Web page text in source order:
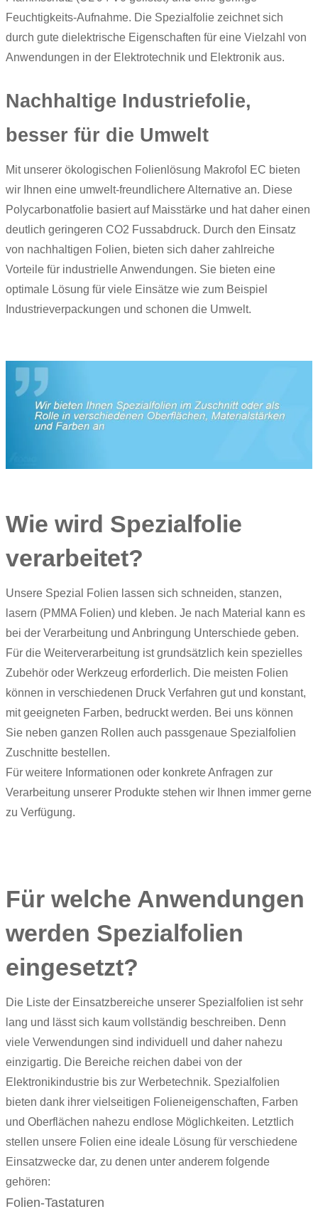
Feuchtigkeits-Aufnahme. Die Spezialfolie zeichnet sich
durch gute dielektrische Eigenschaften für eine Vielzahl von
Anwendungen in der Elektrotechnik und Elektronik aus.
Nachhaltige Industriefolie,
besser für die Umwelt
Mit unserer ökologischen Folienlösung Makrofol EC bieten
wir Ihnen eine umwelt-freundlichere Alternative an. Diese
Polycarbonatfolie basiert auf Maisstärke und hat daher einen
deutlich geringeren CO2 Fussabdruck. Durch den Einsatz
von nachhaltigen Folien, bieten sich daher zahlreiche
Vorteile für industrielle Anwendungen. Sie bieten eine
optimale Lösung für viele Einsätze wie zum Beispiel
Industrieverpackungen und schonen die Umwelt.
Wie wird Spezialfolie
verarbeitet?
Unsere Spezial Folien lassen sich schneiden, stanzen,
lasern (PMMA Folien) und kleben. Je nach Material kann es
bei der Verarbeitung und Anbringung Unterschiede geben.
Für die Weiterverarbeitung ist grundsätzlich kein spezielles
Zubehör oder Werkzeug erforderlich. Die meisten Folien
können in verschiedenen Druck Verfahren gut und konstant,
mit geeigneten Farben, bedruckt werden. Bei uns können
Sie neben ganzen Rollen auch passgenaue Spezialfolien
Zuschnitte bestellen.
Für weitere Informationen oder konkrete Anfragen zur
Verarbeitung unserer Produkte stehen wir Ihnen immer gerne
zu Verfügung.
Für welche Anwendungen
werden Spezialfolien
eingesetzt?
Die Liste der Einsatzbereiche unserer Spezialfolien ist sehr
lang und lässt sich kaum vollständig beschreiben. Denn
viele Verwendungen sind individuell und daher nahezu
einzigartig. Die Bereiche reichen dabei von der
Elektronikindustrie bis zur Werbetechnik. Spezialfolien
bieten dank ihrer vielseitigen Folieneigenschaften, Farben
und Oberflächen nahezu endlose Möglichkeiten. Letztlich
stellen unsere Folien eine ideale Lösung für verschiedene
Einsatzwecke dar, zu denen unter anderem folgende
gehören:
Folien-Tastaturen